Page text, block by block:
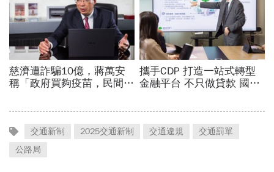
交通新制 2025交通新制 交通違規
交通罰單
公路局